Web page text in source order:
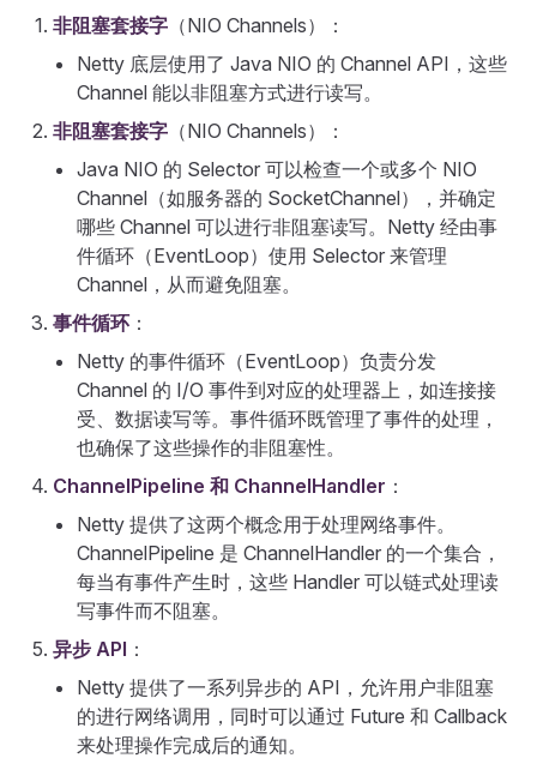
非阻塞套接字 （NIO Channels）：
Netty 底层使用了 Java NIO 的 Channel API，这些
Channel 能以非阻塞方式进行读写。
非阻塞套接字 （NIO Channels）：
Java NIO 的 Selector 可以检查一个或多个 NIO
Channel（如服务器的 SocketChannel），并确定
哪些 Channel 可以进行非阻塞读写。Netty 经由事
件循环（EventLoop）使用 Selector 来管理
Channel，从而避免阻塞。
事件循环：
Netty 的事件循环（EventLoop）负责分发
Channel 的 I/O 事件到对应的处理器上，如连接接
受、数据读写等。事件循环既管理了事件的处理，
也确保了这些操作的非阻塞性。
ChannelPipeline 和 ChannelHandler ：
Netty 提供了这两个概念用于处理网络事件。
ChannelPipeline 是 ChannelHandler 的一个集合，
每当有事件产生时，这些 Handler 可以链式处理读
写事件而不阻塞。
异步 API ：
Netty 提供了一系列异步的 API，允许用户非阻塞
的进行网络调用，同时可以通过 Future 和 Callback
来处理操作完成后的通知。